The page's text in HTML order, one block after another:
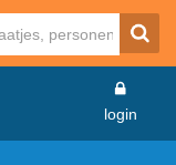
login